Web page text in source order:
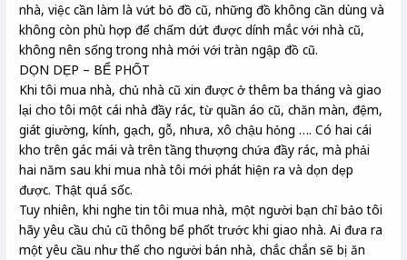
nhà, việc cần làm là vứt bỏ đồ cũ, những đồ không cần dùng và
không còn phù hợp để chấm dứt được dính mắc với nhà cũ,
không nên sống trong nhà mới với tràn ngập đồ cũ.
DỌN DẸP – BỂ PHỐT
Khi tôi mua nhà, chủ nhà cũ xin được ở thêm ba tháng và giao
lại cho tôi một cái nhà đầy rác, từ quần áo cũ, chăn màn, đệm,
giát giường, kính, gạch, gỗ, nhưa, xô chậu hỏng …. Có hai cái
kho trên gác mái và trên tầng thượng chứa đầy rác, mà phải
hai năm sau khi mua nhà tôi mới phát hiện ra và dọn dẹp
được. Thật quá sốc.
Tuy nhiên, khi nghe tin tôi mua nhà, một người bạn chỉ bảo tôi
hãy yêu cầu chủ cũ thông bể phốt trước khi giao nhà. Ai đưa ra
một yêu cầu như thế cho người bán nhà, chắc chắn sẽ bị ăn